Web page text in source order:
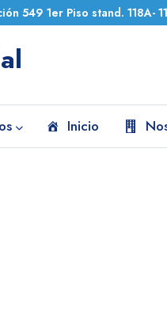
549 1er Piso stand. 118A-
Inicio